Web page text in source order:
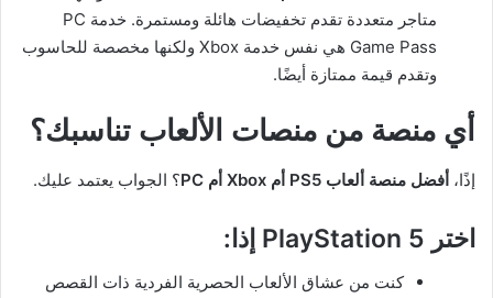
متاجر متعددة تقدم تخفيضات هائلة ومستمرة. خدمة PC
Game Pass هي نفس خدمة Xbox ولكنها مخصصة للحاسوب
وتقدم قيمة ممتازة أيضًا.
أي منصة من منصات الألعاب تناسبك؟
إذًا، أفضل منصة ألعاب PS5 أم Xbox أم PC ؟ الجواب يعتمد عليك.
اختر PlayStation 5 إذا :
كنت من عشاق الألعاب الحصرية الفردية ذات القصص